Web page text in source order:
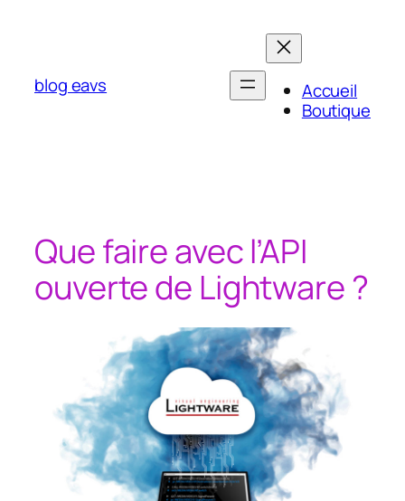
blog eavs
Accueil
Boutique
Que faire avec l’API
ouverte de Lightware ?